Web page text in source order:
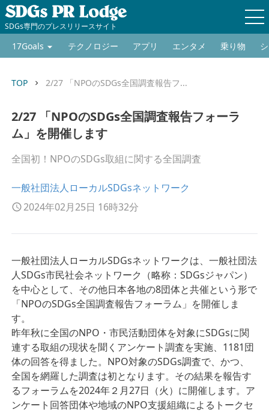
SDGs専門のプレスリリースサイト
17Goals テクノロジー アプリ エンタメ 乗り物
TOP keyboard_arrow_right 2/27 「NPOのSDGs全国調査報告フ...
2/27 「NPOのSDGs全国調査報告フォーラ
ム」を開催します
全国初！NPOのSDGs取組に関する全国調査
一般社団法人ローカルSDGsネットワーク
2024年02月25日 16時32分
一般社団法人ローカルSDGsネットワークは、一般社団法
人SDGs市民社会ネットワーク（略称：SDGsジャパン）
を中心として、その他日本各地の8団体と共催という形で
「NPOのSDGs全国調査報告フォーラム」を開催しま
す。
昨年秋に全国のNPO・市民活動団体を対象にSDGsに関
連する取組の現状を聞くアンケート調査を実施、1181団
体の回答を得ました。NPO対象のSDGs調査で、かつ、
全国を網羅した調査は初となります。その結果を報告す
るフォーラムを2024年２月27日（火）に開催します。ア
ンケート回答団体や地域のNPO支援組織によるトークセ